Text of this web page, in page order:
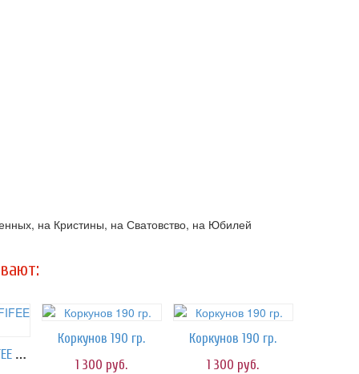
на Кристины, на Сватовство, на Юбилей
Конфеты TOFFIFEE 125 гр.
Коркунов 190 гр.
1 300 руб.
Коркунов 190 гр.
1 300 руб.